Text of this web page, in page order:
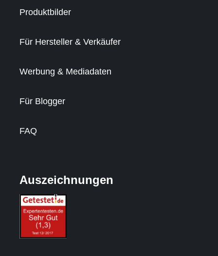
Produktbilder
Für Hersteller & Verkäufer
Werbung & Mediadaten
Für Blogger
FAQ
Auszeichnungen